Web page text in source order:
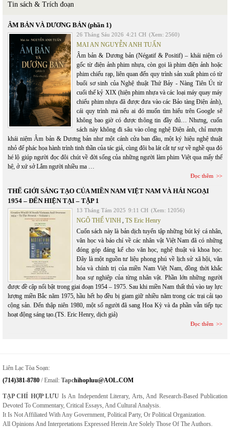
Tin sách & Trích đoạn
ÂM BẢN VÀ DƯƠNG BẢN (phần 1)
26 Tháng Sáu 2026 4:21 CH (Xem: 2560)
MAI AN NGUYỄN ANH TUẤN
Âm bản & Dương bản (Négatif & Positif) – khái niệm có
gốc từ điện ảnh phim nhựa, còn gọi là phim điện ảnh hoặc
phim chiếu rạp, liên quan đến quy trình sản xuất phim có từ
buổi sơ sinh của Nghệ thuật Thứ Bảy - Nàng Tiên Út từ
cuối thế kỷ XIX (hiện phim nhựa và các loại máy quay máy
chiếu phim nhựa đã được đưa vào các Bảo tàng Điện ảnh),
cái quy trình mà nếu ai đó muốn tìm hiểu trên Google sẽ
không bao giờ có được thông tin đầy đủ… Nhưng, cuốn
sách này không đi sâu vào công nghệ Điện ảnh, chỉ mượn
khái niệm Âm bản & Dương bản như một cánh cửa ban đầu, một ký hiệu nghệ thuật
nhỏ để phác họa hành trình tinh thần của tác giả, cùng đôi ba lát cắt tự sự về nghề qua đó
hé lộ giúp người đọc đôi chút về đời sống của những người làm phim Việt qua mấy thế
hệ, ở xứ sở Lắm người nhiều ma …
Đọc thêm
THẾ GIỚI SÁNG TẠO CỦA MIỀN NAM VIỆT NAM VÀ HẢI NGOẠI
1954 – ĐẾN HIỆN TẠI – TẬP 1
13 Tháng Tám 2025 9:11 CH (Xem: 12056)
NGÔ THẾ VINH, TS Eric Henry
Cuốn sách này là bản dịch tuyển tập những bút ký cá nhân,
văn học và báo chí về các nhân vật Việt Nam đã có những
đóng góp đáng kể cho văn học, nghệ thuật và khoa học.
Đây là một nguồn tư liệu phong phú về lịch sử xã hội, văn
hóa và chính trị của miền Nam Việt Nam, đồng thời khắc
họa sự nghiệp của từng nhân vật. Phần lớn những người
được đề cập nổi bật trong giai đoạn 1954 – 1975. Sau khi miền Nam thất thủ vào tay lực
lượng miền Bắc năm 1975, hầu hết họ đều bị giam giữ nhiều năm trong các trại cải tạo
cộng sản. Đến thập niên 1980, một số người đã sang Hoa Kỳ và đa phần vẫn tiếp tục
hoạt động sáng tạo.(TS. Eric Henry, dịch giả)
Đọc thêm
Liên Lạc Tòa Soạn:
(714)381-8780 / Email: TapcHihopluu@AOL.COM
TẠP CHÍ HỢP LƯU Is An Independent Literary, Arts, And Research-Based Publication
Devoted To Commentary, Critical Essays, And Cultural Analysis.
It Is Not Affiliated With Any Government, Political Party, Or Political Organization.
All Opinions And Interpretations Expressed Herein Are Solely Those Of The Authors.